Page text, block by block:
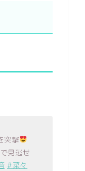
突撃
見逃せ
#菜々